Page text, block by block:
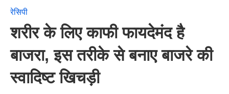
रेसिपी
शरीर के लिए काफी फायदेमंद है
बाजरा, इस तरीके से बनाए बाजरे की
स्वादिष्ट खिचड़ी